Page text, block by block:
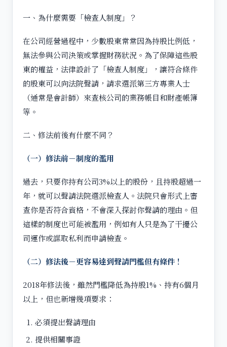
一、為什麼需要「檢查人制度」？
在公司經營過程中，少數股東常常因為持股比例低，
無法參與公司決策或掌握財務狀況。為了保障這些股
東的權益，法律設計了「檢查人制度」，讓符合條件
的股東可以向法院聲請，請求選派第三方專業人士
（通常是會計師）來查核公司的業務帳目和財產帳簿
等。
二、修法前後有什麼不同？
（一）修法前－制度的濫用
過去，只要你持有公司3%以上的股份，且持股超過一
年，就可以聲請法院選派檢查人。法院只會形式上審
查你是否符合資格，不會深入探討你聲請的理由。但
這樣的制度也可能被濫用，例如有人只是為了干擾公
司運作或謀取私利而申請檢查。
（二）修法後－更容易達到聲請門檻但有條件！
2018年修法後，雖然門檻降低為持股1%、持有6個月
以上，但也新增幾項要求：
必須提出聲請理由
提供相關事證